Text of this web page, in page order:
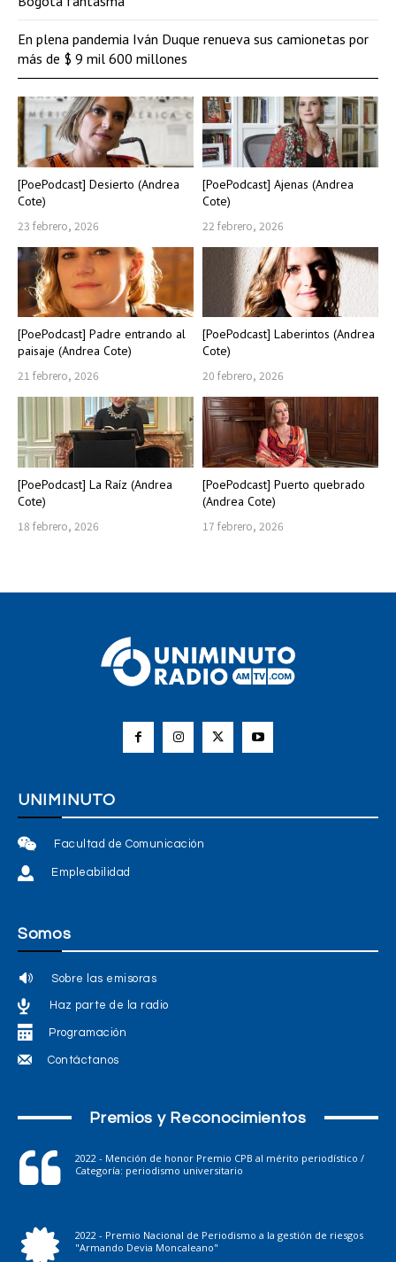
[PoePodcast] Desierto (Andrea
Cote)
23 febrero, 2026
[PoePodcast] Ajenas (Andrea
Cote)
22 febrero, 2026
[PoePodcast] Padre entrando al
paisaje (Andrea Cote)
21 febrero, 2026
[PoePodcast] Laberintos (Andrea
Cote)
20 febrero, 2026
[PoePodcast] La Raíz (Andrea
Cote)
18 febrero, 2026
[PoePodcast] Puerto quebrado
(Andrea Cote)
17 febrero, 2026
En plena pandemia Iván Duque renueva sus camionetas por
más de $ 9 mil 600 millones
UNIMINUTO
Facultad de Comunicación
Empleabilidad
Somos
Sobre las emisoras
Haz parte de la radio
Programación
Contáctanos
Premios y Reconocimientos
2022 - Mención de honor Premio CPB al mérito periodístico /
Categoría: periodismo universitario
2022 - Premio Nacional de Periodismo a la gestión de riesgos
"Armando Devia Moncaleano"